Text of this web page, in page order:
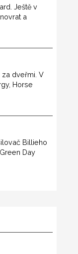
Ještě v
a
dveřmi. V
Horse
Billieho
Day